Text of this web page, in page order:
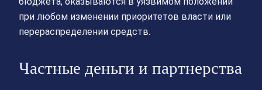
при любом изменении приоритетов власти или
перераспределении средств.
Частные деньги и партнерства